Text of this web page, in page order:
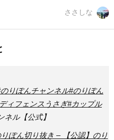
ささしな
りぽんチャンネル#のりぽん
ィフェンスうさぎ#カップル
ネル【公式】
ぽん切り抜き – 【公認】のり